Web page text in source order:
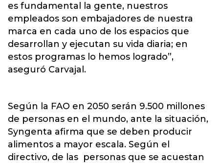
es fundamental la gente, nuestros
empleados son embajadores de nuestra
marca en cada uno de los espacios que
desarrollan y ejecutan su vida diaria; en
estos programas lo hemos logrado”,
aseguró Carvajal.
Según la FAO en 2050 serán 9.500 millones
de personas en el mundo, ante la situación,
Syngenta afirma que se deben producir
alimentos a mayor escala. Según el
directivo, de las personas que se acuestan